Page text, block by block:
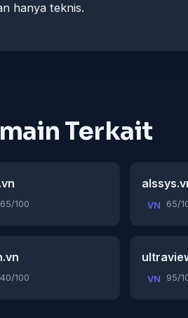
hanya teknis.
Terkait
65/100 VN 65/
40/100 VN 95/